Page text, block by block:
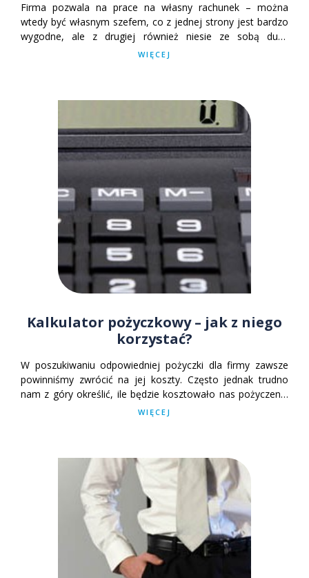
Firma pozwala na prace na własny rachunek – można
wtedy być własnym szefem, co z jednej strony jest bardzo
wygodne, ale z drugiej również niesie ze sobą dużą
odpowiedzialność. Gdy pojawiają się problemy finansowe
WIĘCEJ
Kalkulator pożyczkowy – jak z niego
korzystać?
W poszukiwaniu odpowiedniej pożyczki dla firmy zawsze
powinniśmy zwrócić na jej koszty. Często jednak trudno
nam z góry określić, ile będzie kosztowało nas pożyczenie
pieniędzy. W tym celu zostały opracowane kalkulatory
WIĘCEJ